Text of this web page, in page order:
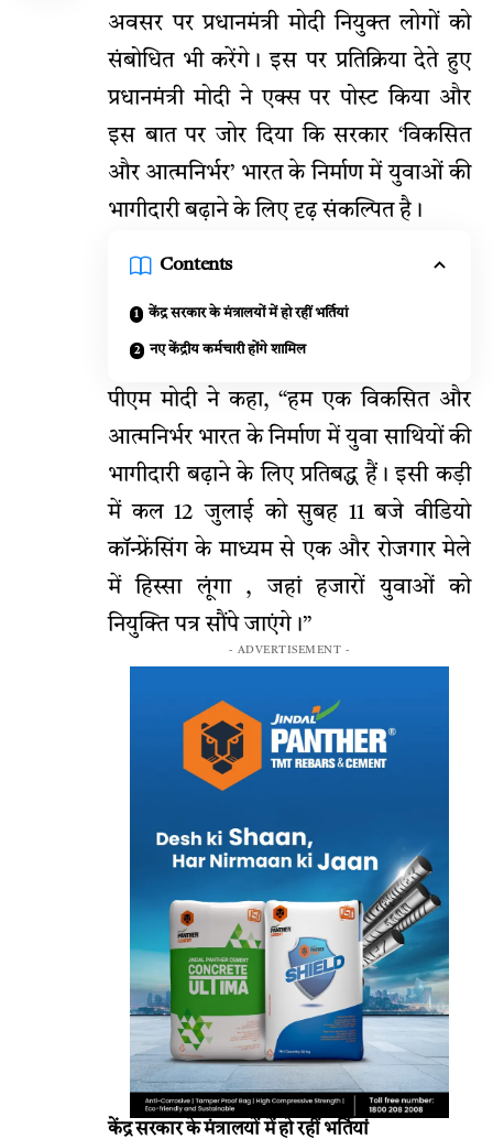
अवसर पर प्रधानमंत्री मोदी नियुक्त लोगों को
संबोधित भी करेंगे। इस पर प्रतिक्रिया देते हुए
प्रधानमंत्री मोदी ने एक्स पर पोस्ट किया और
इस बात पर जोर दिया कि सरकार ‘विकसित
और आत्मनिर्भर’ भारत के निर्माण में युवाओं की
भागीदारी बढ़ाने के लिए दृढ़ संकल्पित है।
Contents
केंद्र सरकार के मंत्रालयों में हो रहीं भर्तियां
नए केंद्रीय कर्मचारी होंगे शामिल
पीएम मोदी ने कहा, “हम एक विकसित और
आत्मनिर्भर भारत के निर्माण में युवा साथियों की
भागीदारी बढ़ाने के लिए प्रतिबद्ध हैं। इसी कड़ी
में कल 12 जुलाई को सुबह 11 बजे वीडियो
कॉन्फ्रेंसिंग के माध्यम से एक और रोजगार मेले
में हिस्सा लूंगा , जहां हजारों युवाओं को
नियुक्ति पत्र सौंपे जाएंगे।”
- ADVERTISEMENT -
केंद्र सरकार के मंत्रालयों में हो रहीं भर्तियां